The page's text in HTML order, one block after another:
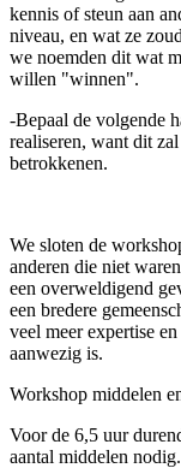
kennis of steun aan
niveau, en wat ze
we noemden dit wat
willen "winnen".
-Bepaal de volgende
realiseren, want dit
betrokkenen.
We sloten de
anderen die niet
een overweldigend
een bredere
veel meer expertise
aanwezig is.
Workshop middelen
Voor de 6,5 uur
aantal middelen nodig.